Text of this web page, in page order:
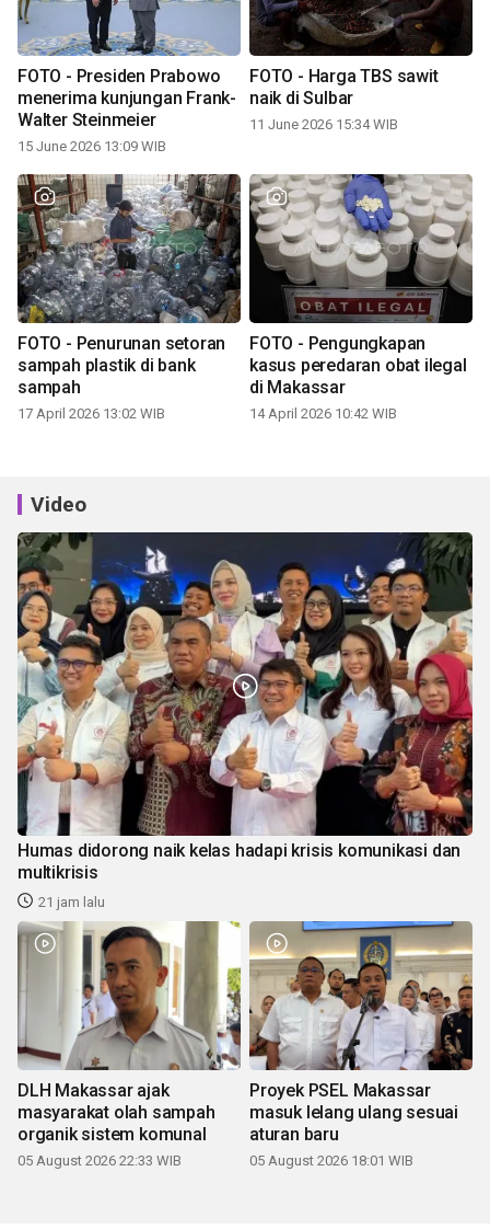
FOTO - Presiden Prabowo
menerima kunjungan Frank-
Walter Steinmeier
15 June 2026 13:09 WIB
FOTO - Harga TBS sawit
naik di Sulbar
11 June 2026 15:34 WIB
FOTO - Penurunan setoran
sampah plastik di bank
sampah
17 April 2026 13:02 WIB
FOTO - Pengungkapan
kasus peredaran obat ilegal
di Makassar
14 April 2026 10:42 WIB
Video
Humas didorong naik kelas hadapi krisis komunikasi dan
multikrisis
21 jam lalu
DLH Makassar ajak
masyarakat olah sampah
organik sistem komunal
05 August 2026 22:33 WIB
Proyek PSEL Makassar
masuk lelang ulang sesuai
aturan baru
05 August 2026 18:01 WIB